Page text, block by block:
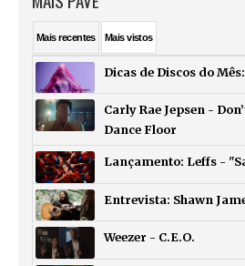
Maisrecentes Maisvistos
Dicas de Discos do
Carly Rae Jepsen -
Dance Floor
Lançamento: Leffs -
Entrevista: Shawn
Weezer - C.E.O.